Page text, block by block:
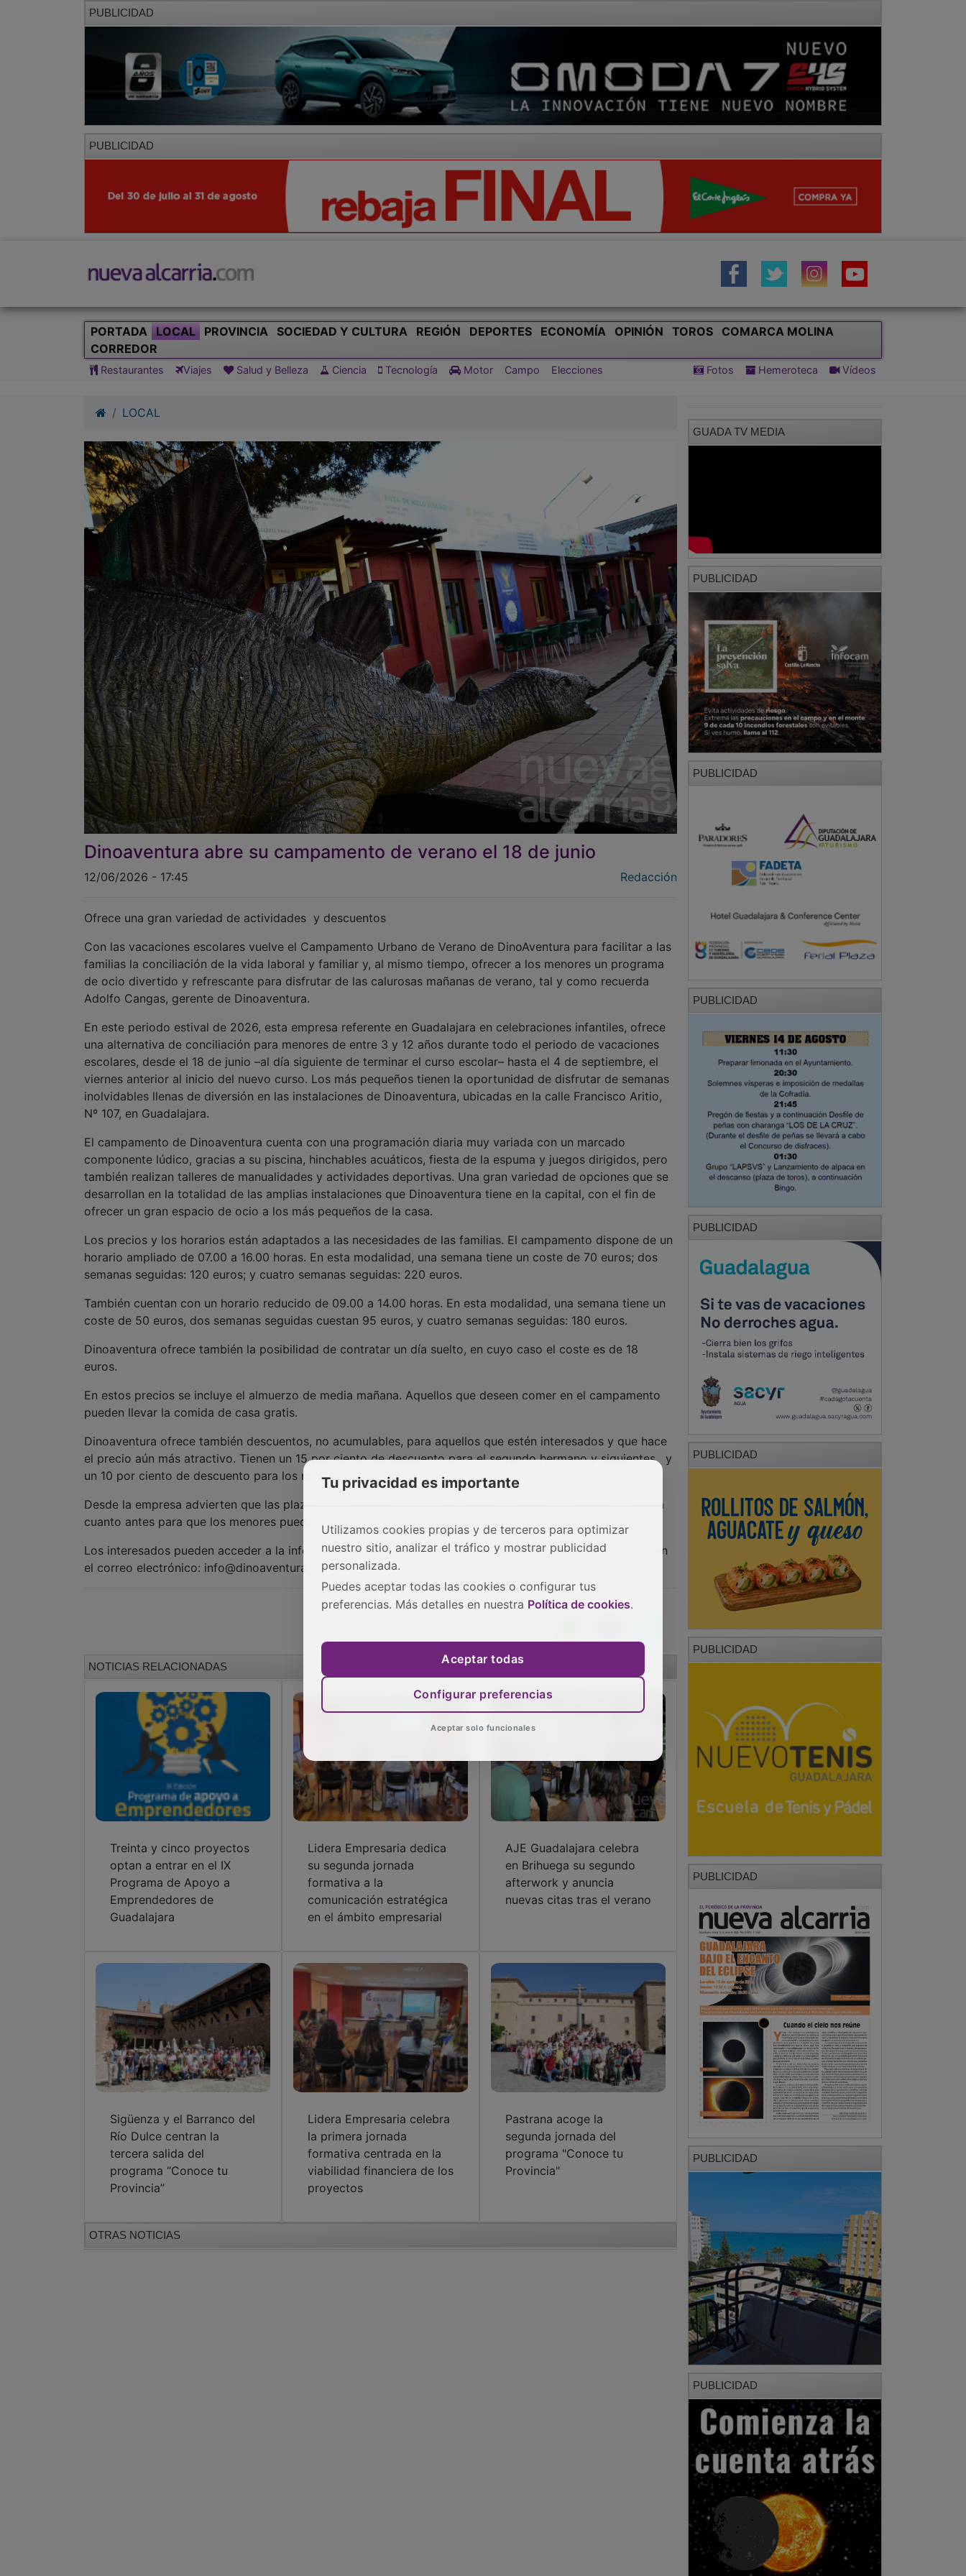
PUBLICIDAD
PUBLICIDAD
PORTADA LOCAL PROVINCIA SOCIEDAD Y CULTURA REGIÓN DEPORTES ECONOMÍA OPINIÓN TOROS
COMARCA MOLINA
CORREDOR
Restaurantes Viajes Salud y Belleza Ciencia Tecnología Motor Campo Elecciones Fotos Hemeroteca Vídeos
LOCAL
Dinoaventura abre su campamento de verano el 18 de junio
12/06/2026 - 17:45 Redacción
Ofrece una gran variedad de actividades y descuentos
Con las vacaciones escolares vuelve el Campamento Urbano de Verano de DinoAventura para facilitar a las
familias la conciliación de la vida laboral y familiar y, al mismo tiempo, ofrecer a los menores un programa
de ocio divertido y refrescante para disfrutar de las calurosas mañanas de verano, tal y como recuerda
Adolfo Cangas, gerente de Dinoaventura.
En este periodo estival de 2026, esta empresa referente en Guadalajara en celebraciones infantiles, ofrece
una alternativa de conciliación para menores de entre 3 y 12 años durante todo el periodo de vacaciones
escolares, desde el 18 de junio –al día siguiente de terminar el curso escolar– hasta el 4 de septiembre, el
viernes anterior al inicio del nuevo curso. Los más pequeños tienen la oportunidad de disfrutar de semanas
inolvidables llenas de diversión en las instalaciones de Dinoaventura, ubicadas en la calle Francisco Aritio,
Nº 107, en Guadalajara.
El campamento de Dinoaventura cuenta con una programación diaria muy variada con un marcado
componente lúdico, gracias a su piscina, hinchables acuáticos, fiesta de la espuma y juegos dirigidos, pero
también realizan talleres de manualidades y actividades deportivas. Una gran variedad de opciones que se
desarrollan en la totalidad de las amplias instalaciones que Dinoaventura tiene en la capital, con el fin de
ofrecer un gran espacio de ocio a los más pequeños de la casa.
Los precios y los horarios están adaptados a las necesidades de las familias. El campamento dispone de un
horario ampliado de 07.00 a 16.00 horas. En esta modalidad, una semana tiene un coste de 70 euros; dos
semanas seguidas: 120 euros; y cuatro semanas seguidas: 220 euros.
También cuentan con un horario reducido de 09.00 a 14.00 horas. En esta modalidad, una semana tiene un
coste de 50 euros, dos semanas seguidas cuestan 95 euros, y cuatro semanas seguidas: 180 euros.
Dinoaventura ofrece también la posibilidad de contratar un día suelto, en cuyo caso el coste es de 18
euros.
En estos precios se incluye el almuerzo de media mañana. Aquellos que deseen comer en el campamento
pueden llevar la comida de casa gratis.
Dinoaventura ofrece también descuentos, no acumulables, para aquellos que estén interesados y que hace
el precio aún más atractivo. Tienen un 15 por ciento de descuento para el segundo hermano y siguientes, y
un 10 por ciento de descuento para los miembros de CEOE.
Desde la empresa advierten que las plazas son limitadas, por lo que animan a reservar y asegurar la plaza
cuanto antes para que los menores puedan disfrutar del verano “más divertido” sin salir de Guadalajara.
Los interesados pueden acceder a la información y reservas en el teléfono / WhatsApp: 650 855 310, y en
el correo electrónico: info@dinoaventura.net.
NOTICIAS RELACIONADAS
Treinta y cinco proyectos
optan a entrar en el IX
Programa de Apoyo a
Emprendedores de
Guadalajara
Lidera Empresaria dedica
su segunda jornada
formativa a la
comunicación estratégica
en el ámbito empresarial
AJE Guadalajara celebra
en Brihuega su segundo
afterwork y anuncia
nuevas citas tras el verano
Sigüenza y el Barranco del
Río Dulce centran la
tercera salida del
programa “Conoce tu
Provincia”
Lidera Empresaria celebra
la primera jornada
formativa centrada en la
viabilidad financiera de los
proyectos
Pastrana acoge la
segunda jornada del
programa "Conoce tu
Provincia"
OTRAS NOTICIAS
GUADA TV MEDIA
PUBLICIDAD
PUBLICIDAD
PUBLICIDAD
PUBLICIDAD
PUBLICIDAD
PUBLICIDAD
PUBLICIDAD
PUBLICIDAD
PUBLICIDAD
Tu privacidad es importante
Utilizamos cookies propias y de terceros para optimizar
nuestro sitio, analizar el tráfico y mostrar publicidad
personalizada.
Puedes aceptar todas las cookies o configurar tus
preferencias. Más detalles en nuestra Política de cookies.
Aceptar todas
Configurar preferencias
Aceptar solo funcionales